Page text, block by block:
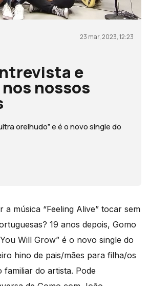
23 mar, 2023, 12:23
e
nossos
orelhudo” e é o novo single do
a música “Feeling Alive” tocar sem
19 anos depois, Gomo
Will Grow” é o novo single do
hino de pais/mães para filha/os
familiar do artista. Pode